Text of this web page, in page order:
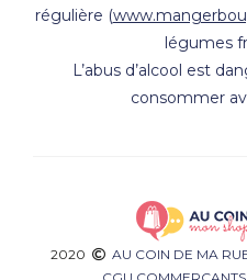
régulière (
légumes
L’abus d’alcool est
consommer
2020 AU COIN DE MA